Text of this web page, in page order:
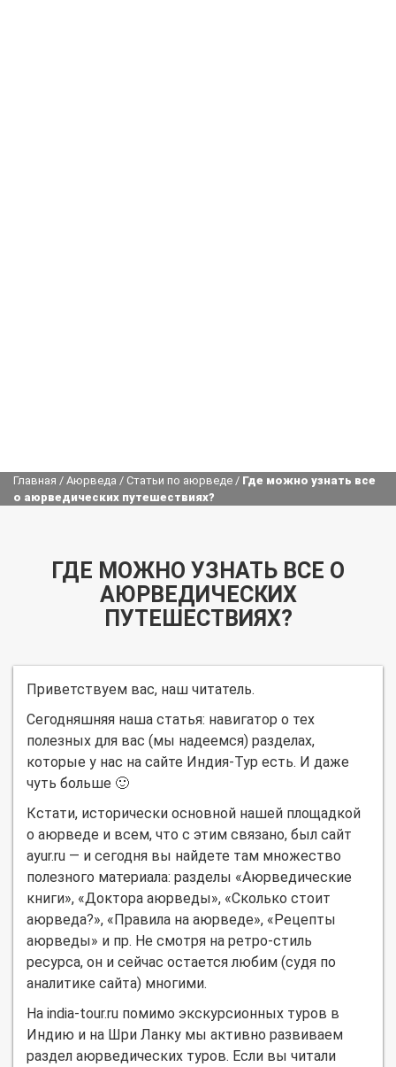
Главная / Аюрведа / Статьи по аюрведе / Где можно узнать все
о аюрведических путешествиях?
ГДЕ МОЖНО УЗНАТЬ ВСЕ О
АЮРВЕДИЧЕСКИХ
ПУТЕШЕСТВИЯХ?
Приветствуем вас, наш читатель.
Сегодняшняя наша статья: навигатор о тех
полезных для вас (мы надеемся) разделах,
которые у нас на сайте Индия-Тур есть. И даже
чуть больше 🙂
Кстати, исторически основной нашей площадкой
о аюрведе и всем, что с этим связано, был сайт
ayur.ru — и сегодня вы найдете там множество
полезного материала: разделы «Аюрведические
книги», «Доктора аюрведы», «Сколько стоит
аюрведа?», «Правила на аюрведе», «Рецепты
аюрведы» и пр. Не смотря на ретро-стиль
ресурса, он и сейчас остается любим (судя по
аналитике сайта) многими.
На india-tour.ru помимо экскурсионных туров в
Индию и на Шри Ланку мы активно развиваем
раздел аюрведических туров. Если вы читали